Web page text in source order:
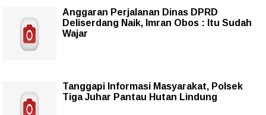
Anggaran Perjalanan Dinas DPRD
Deliserdang Naik, Imran Obos : Itu Sudah
Wajar
Tanggapi Informasi Masyarakat, Polsek
Tiga Juhar Pantau Hutan Lindung